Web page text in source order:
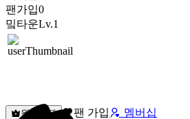
팬가입0
밐타운Lv.1
원픽선택 팬 가입 멤버십